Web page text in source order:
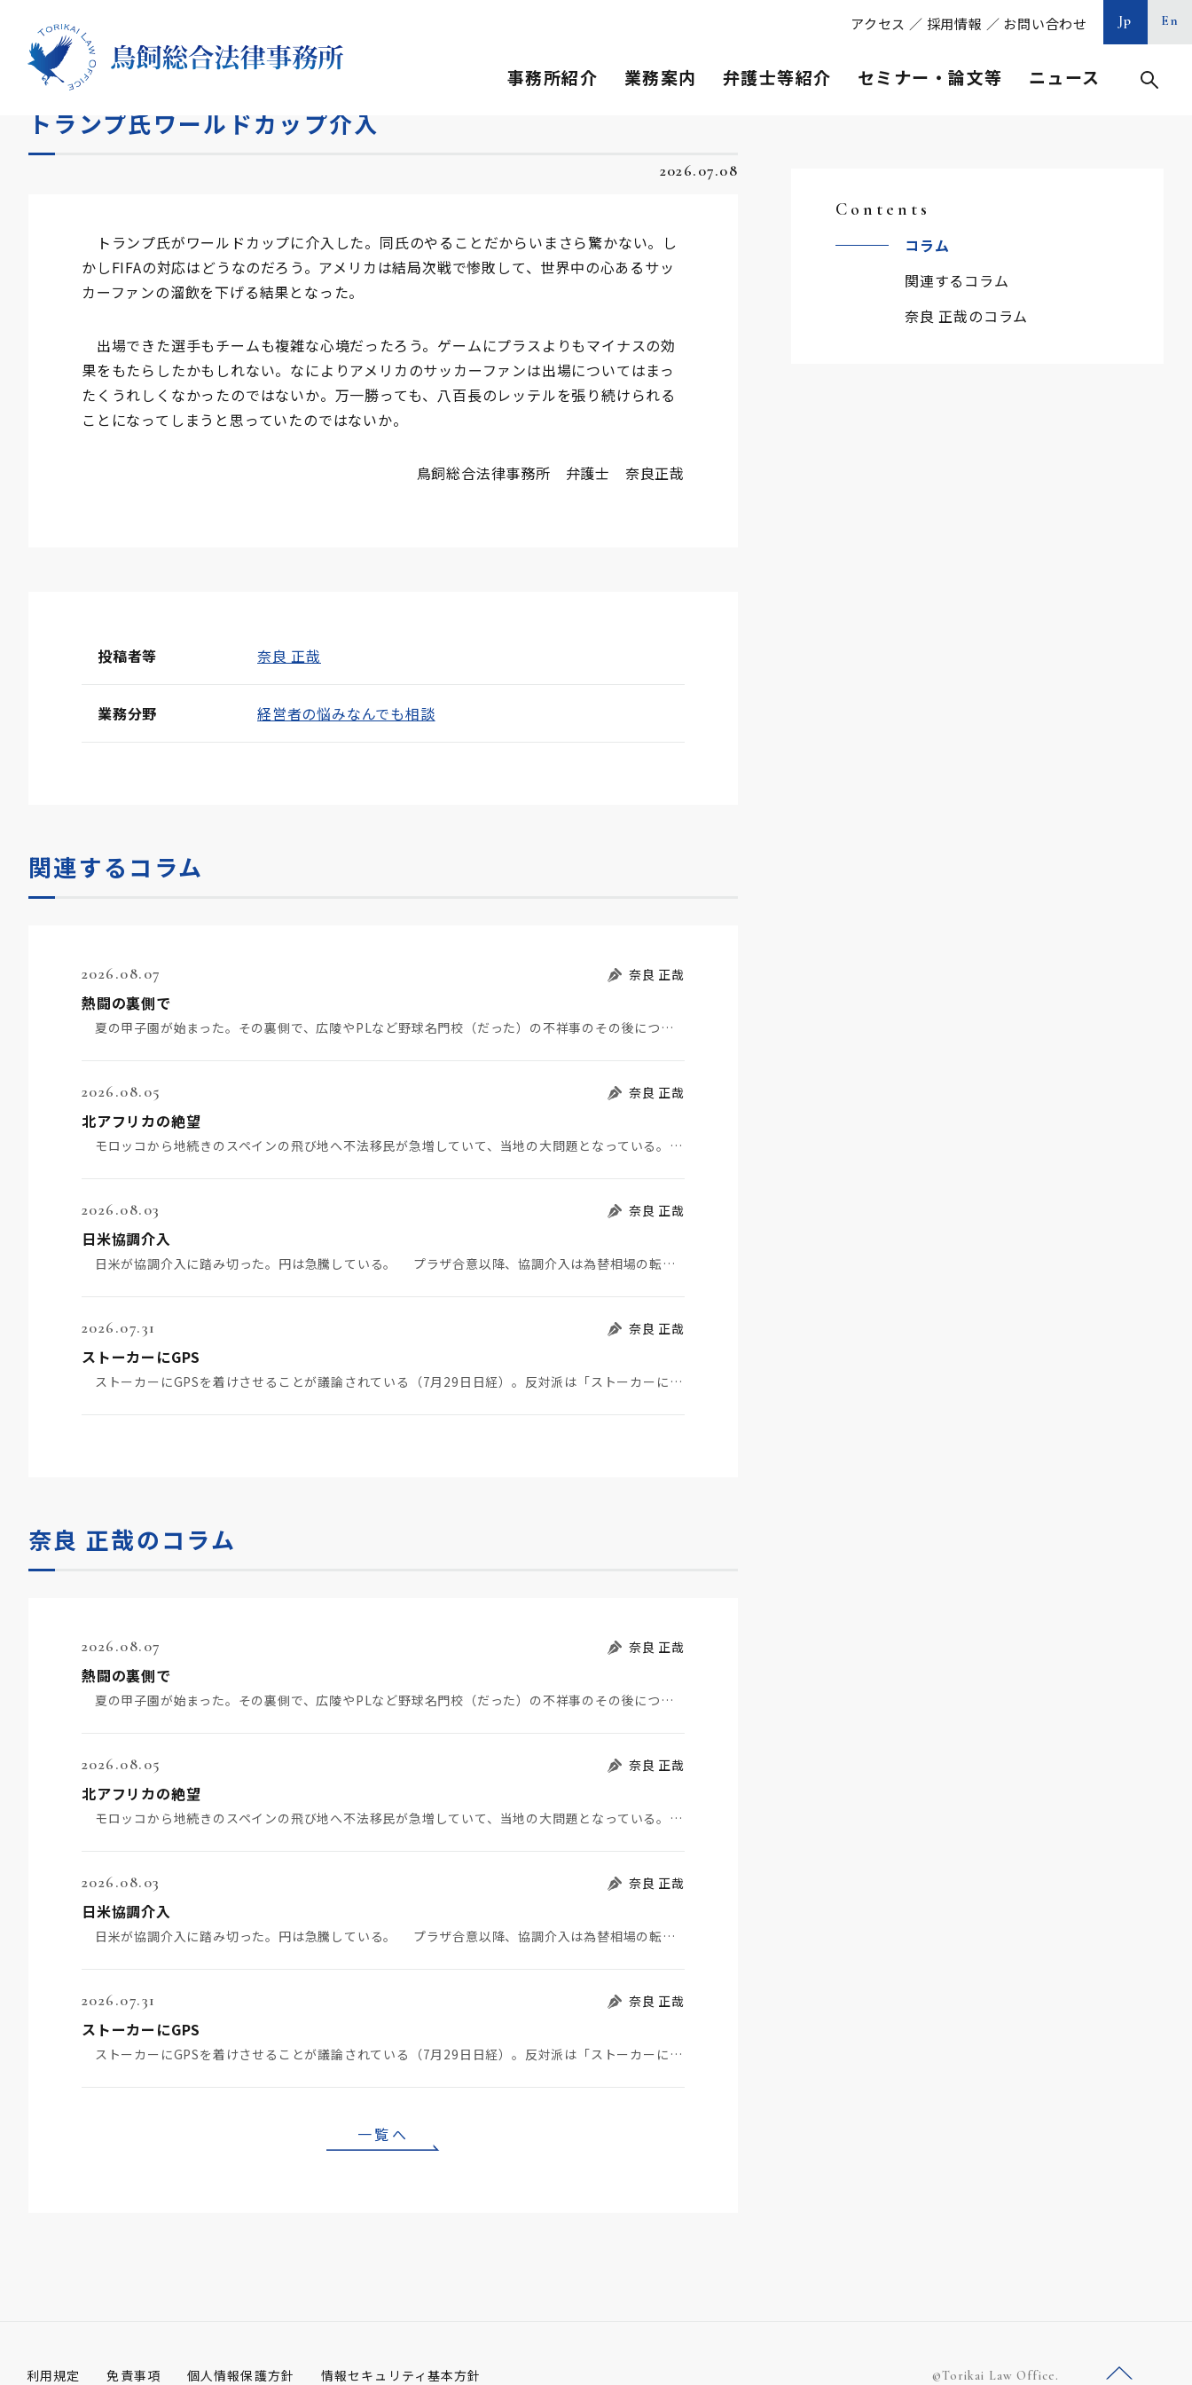
アクセス ／ 採用情報 ／ お問い合わせ Jp En
事務所紹介 業務案内 弁護士等紹介 セミナー・論文等 ニュース
HOME
トランプ氏ワールドカップ介入
2026.07.08
トランプ氏がワールドカップに介入した。同氏のやることだからいまさら驚かない。し
かしFIFAの対応はどうなのだろう。アメリカは結局次戦で惨敗して、世界中の心あるサッ
カーファンの溜飲を下げる結果となった。
出場できた選手もチームも複雑な心境だったろう。ゲームにプラスよりもマイナスの効
果をもたらしたかもしれない。なによりアメリカのサッカーファンは出場についてはまっ
たくうれしくなかったのではないか。万一勝っても、八百長のレッテルを張り続けられる
ことになってしまうと思っていたのではないか。
鳥飼総合法律事務所 弁護士 奈良正哉
投稿者等 奈良 正哉
業務分野 経営者の悩みなんでも相談
関連するコラム
2026.08.07 奈良 正哉
熱闘の裏側で
夏の甲子園が始まった。その裏側で、広陵やPLなど野球名門校（だった）の不祥事のその後について、「熱…
2026.08.05 奈良 正哉
北アフリカの絶望
モロッコから地続きのスペインの飛び地へ不法移民が急増していて、当地の大問題となっている。「海を泳い…
2026.08.03 奈良 正哉
日米協調介入
日米が協調介入に踏み切った。円は急騰している。 プラザ合意以降、協調介入は為替相場の転機になって…
2026.07.31 奈良 正哉
ストーカーにGPS
ストーカーにGPSを着けさせることが議論されている（7月29日日経）。反対派は「ストーカーにも人権…
奈良 正哉のコラム
2026.08.07 奈良 正哉
熱闘の裏側で
夏の甲子園が始まった。その裏側で、広陵やPLなど野球名門校（だった）の不祥事のその後について、「熱…
2026.08.05 奈良 正哉
北アフリカの絶望
モロッコから地続きのスペインの飛び地へ不法移民が急増していて、当地の大問題となっている。「海を泳い…
2026.08.03 奈良 正哉
日米協調介入
日米が協調介入に踏み切った。円は急騰している。 プラザ合意以降、協調介入は為替相場の転機になって…
2026.07.31 奈良 正哉
ストーカーにGPS
ストーカーにGPSを着けさせることが議論されている（7月29日日経）。反対派は「ストーカーにも人権…
一覧へ
Contents
コラム
関連するコラム
奈良 正哉のコラム
利用規定 免責事項 個人情報保護方針 情報セキュリティ基本方針 ©Torikai Law Office.